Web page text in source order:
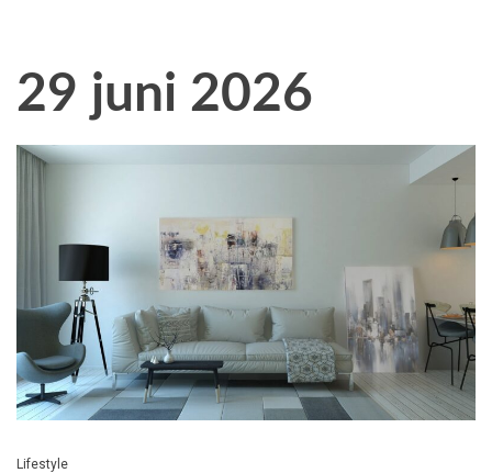
29 juni 2026
Lifestyle